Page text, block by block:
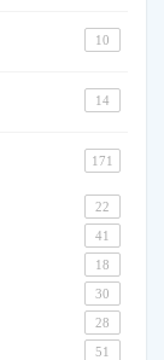
10
14
171
22
41
18
30
28
51